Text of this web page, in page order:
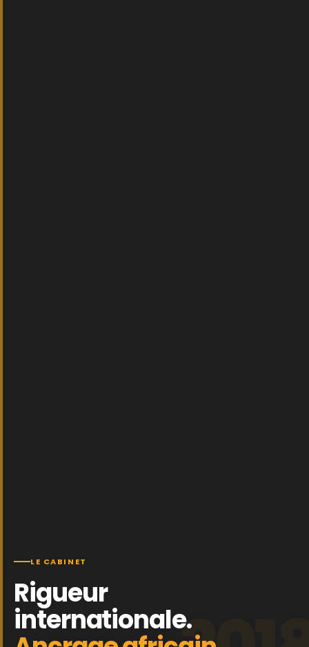
LE CABINET
Rigueur
internationale.